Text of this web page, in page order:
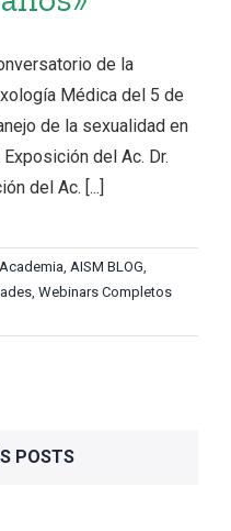
de la
Médica del 5 de
de la sexualidad en
del Ac. Dr.
del Ac. [...]
Academia, AISM BLOG,
, Webinars Completos
POSTS